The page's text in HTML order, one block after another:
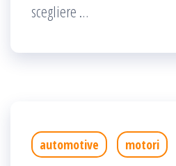
scegliere …
automotive motori